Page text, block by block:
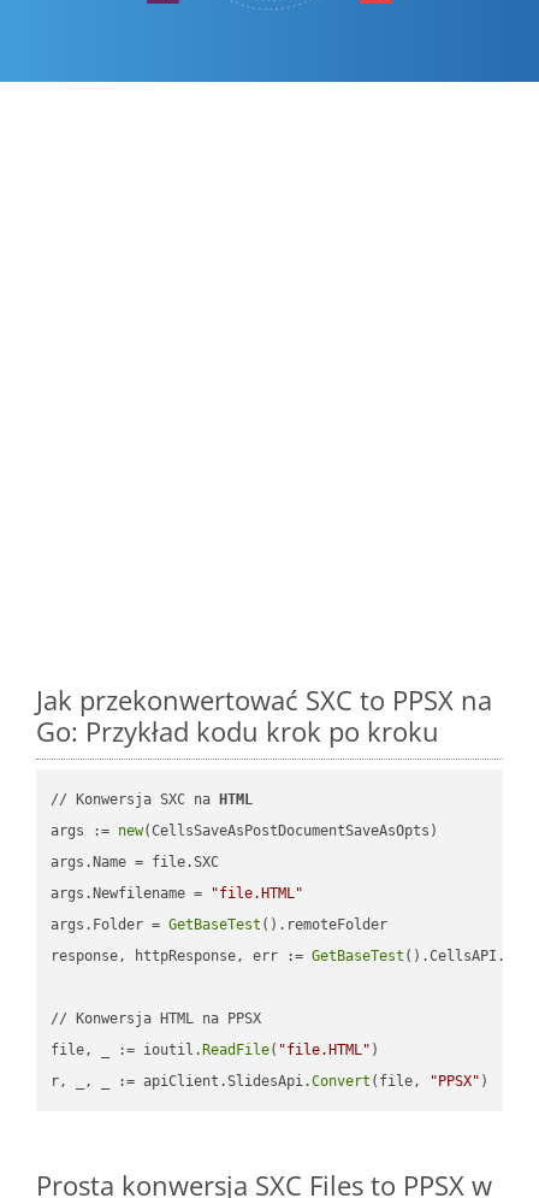
Jak przekonwertować SXC to PPSX na
Go: Przykład kodu krok po kroku
// Konwersja SXC na
HTML
args := new(CellsSaveAsPostDocumentSaveAsOpts)
args.Name = file.SXC
args.Newfilename =
"file.HTML"
args.Folder = GetBaseTest ().remoteFolder
response, httpResponse, err := GetBaseTest ().CellsAPI.
// Konwersja HTML na PPSX
file, _ := ioutil. ReadFile( "file.HTML" )
r, _, _ := apiClient.SlidesApi.Convert (file, "PPSX"
Prosta konwersja SXC Files to PPSX w